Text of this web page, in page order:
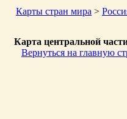
Карты стран мира >
Карта центральной
Вернуться на главную